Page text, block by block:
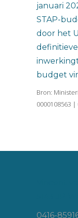
januari
STAP-
door het
budget
Bron:
0000108563 |
0416-